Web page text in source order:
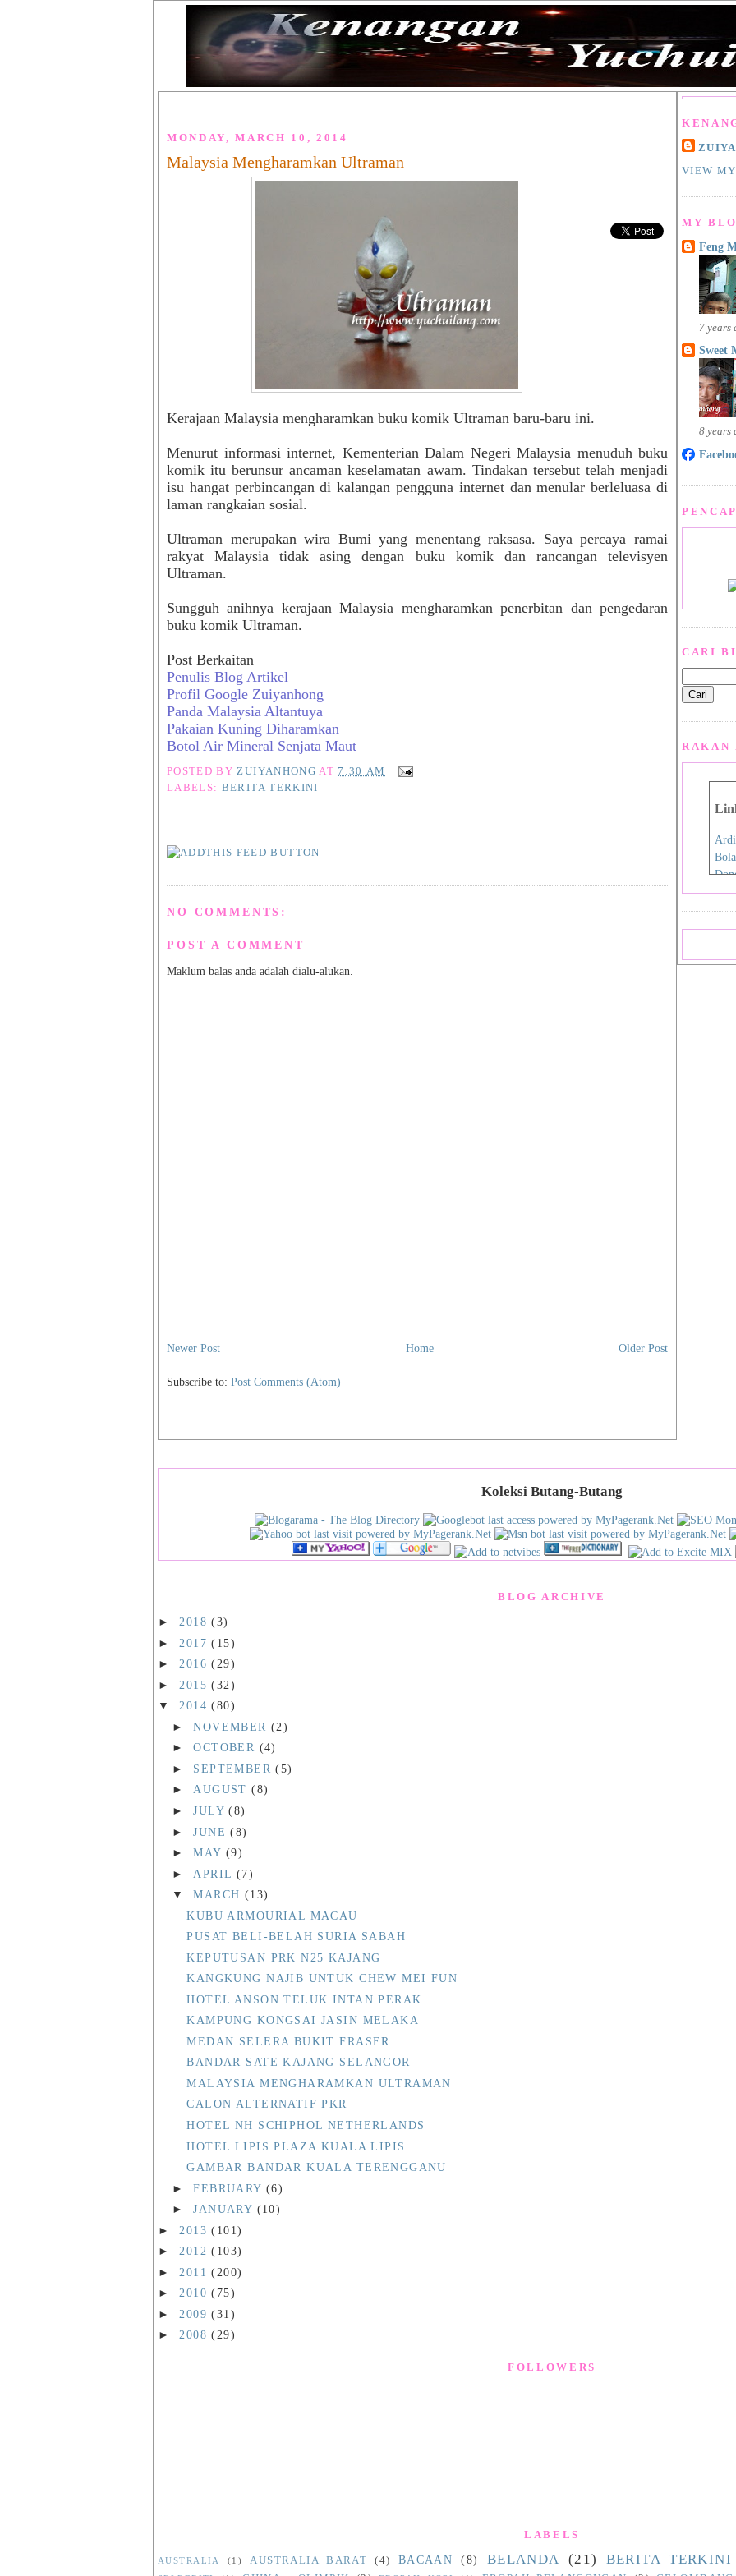
MONDAY, MARCH 10, 2014
Malaysia Mengharamkan Ultraman
Kerajaan Malaysia mengharamkan buku komik Ultraman baru-baru ini.
Menurut informasi internet, Kementerian Dalam Negeri Malaysia menuduh buku
komik itu berunsur ancaman keselamatan awam. Tindakan tersebut telah menjadi
isu hangat perbincangan di kalangan pengguna internet dan menular berleluasa di
laman rangkaian sosial.
Ultraman merupakan wira Bumi yang menentang raksasa. Saya percaya ramai
rakyat Malaysia tidak asing dengan buku komik dan rancangan televisyen
Ultraman.
Sungguh anihnya kerajaan Malaysia mengharamkan penerbitan dan pengedaran
buku komik Ultraman.
Post Berkaitan
Penulis Blog Artikel
Profil Google Zuiyanhong
Panda Malaysia Altantuya
Pakaian Kuning Diharamkan
Botol Air Mineral Senjata Maut
POSTED BY ZUIYANHONG AT7:30 AM
LABELS: BERITA TERKINI
NO COMMENTS:
POST A COMMENT
Maklum balas anda adalah dialu-alukan.
Newer Post Older Post
Home
Subscribe to: Post Comments (Atom)
VIEW
MY
Feng
7 years
Sweet
8 years
CARI
RAKAN
Ardi
Eida
Koleksi Butang-Butang
BLOG ARCHIVE
►2018(3)
► 2017(15)
►2016(29)
► 2015(32)
▼2014(80)
►NOVEMBER(2)
►OCTOBER (4)
► SEPTEMBER(5)
►AUGUST(8)
►JULY(8)
►JUNE(8)
►MAY (9)
► APRIL (7)
▼MARCH (13)
KUBU ARMOURIAL MACAU
PUSAT BELI-BELAH SURIA SABAH
KEPUTUSAN PRK N25 KAJANG
KANGKUNG NAJIB UNTUK CHEW MEI FUN
HOTEL ANSON TELUK INTAN PERAK
KAMPUNG KONGSAI JASIN MELAKA
MEDAN SELERA BUKIT FRASER
BANDAR SATE KAJANG SELANGOR
MALAYSIA MENGHARAMKAN ULTRAMAN
CALON ALTERNATIF PKR
HOTEL NH SCHIPHOL NETHERLANDS
HOTEL LIPIS PLAZA KUALA LIPIS
GAMBAR BANDAR KUALA TERENGGANU
►FEBRUARY(6)
►JANUARY (10)
► 2013(101)
► 2012(103)
► 2011(200)
►2010(75)
► 2009(31)
►2008(29)
FOLLOWERS
LABELS
AUSTRALIA (1) AUSTRALIA BARAT (4) BACAAN (8) BELANDA (21) BERITA TERKINI